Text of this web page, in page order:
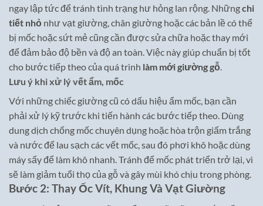
ngay lập tức để tránh tình trạng hư hỏng lan rộng. Nhữngchi
tiết nhỏ như vạt giường, chân giường hoặc các bản lề có thể
bị mốc hoặc sứt mẻ cũng cần được sửa chữa hoặc thay mới
để đảm bảo độ bền và độ an toàn. Việc này giúp chuẩn bị tốt
cho bước tiếp theo của quá trình làm mới giường gỗ.
Lưu ý khi xử lý vết ẩm, mốc
Với những chiếc giường cũ có dấu hiệu ẩm mốc, bạn cần
phải xử lý kỹ trước khi tiến hành các bước tiếp theo. Dùng
dung dịch chống mốc chuyên dụng hoặc hòa trộn giấm trắng
và nước để lau sạch các vết mốc, sau đó phơi khô hoặc dùng
máy sấy để làm khô nhanh. Tránh để mốc phát triển trở lại, vì
sẽ làm giảm tuổi thọ của gỗ và gây mùi khó chịu trong phòng.
Bước 2: Thay Ốc Vít, Khung Và Vạt Giường